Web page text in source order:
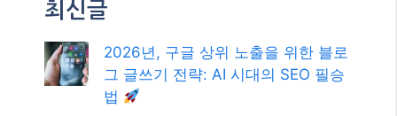
최신글
2026년, 구글 상위 노출을 위한 블로
그 글쓰기 전략: AI 시대의 SEO 필승
법